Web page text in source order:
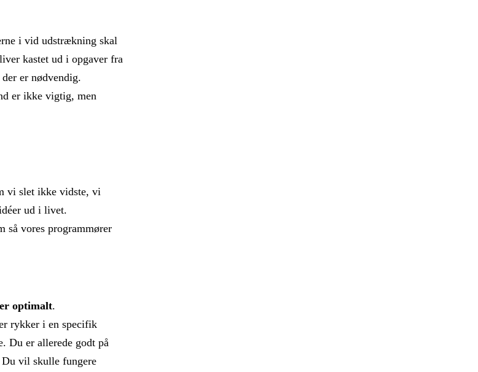
i vid udstrækning skal
kastet ud i opgaver fra
er nødvendig.
er ikke vigtig, men
vi slet ikke vidste, vi
ud i livet.
så vores programmører
optimalt.
rykker i en specifik
Du er allerede godt på
Du vil skulle fungere